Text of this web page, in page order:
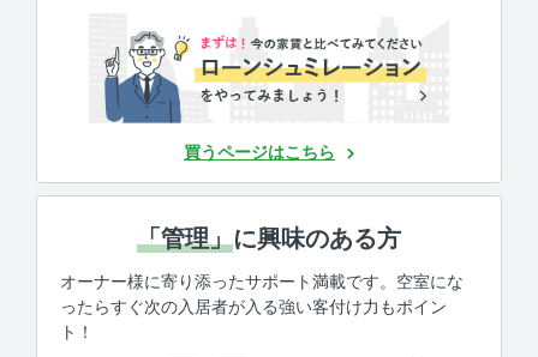
買うページはこちら
「管理」に興味のある方
オーナー様に寄り添ったサポート満載です。空室にな
ったらすぐ次の入居者が入る強い客付け力もポイン
ト！